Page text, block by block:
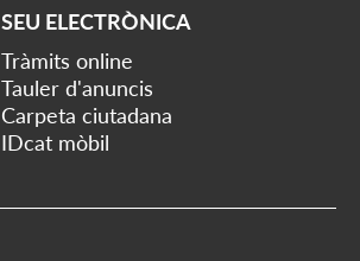
SEU ELECTRÒNICA
Tràmits online
Tauler d'anuncis
Carpeta ciutadana
IDcat mòbil